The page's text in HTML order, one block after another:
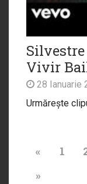
Vivir
28 Ianuarie
Urmărește
« 1
»